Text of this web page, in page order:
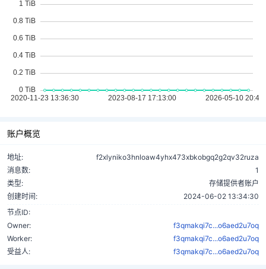
账户概览
地址:
f2xlyniko3hnloaw4yhx473xbkobgq2g2qv32ruza
消息数:
1
类型:
存储提供者账户
创建时间:
2024-06-02 13:34:30
节点ID:
Owner:
f3qmakqi7c...o6aed2u7oq
Worker:
f3qmakqi7c...o6aed2u7oq
受益人:
f3qmakqi7c...o6aed2u7oq